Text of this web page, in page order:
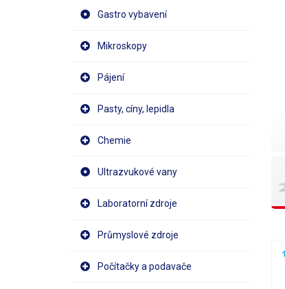
Gastro vybavení
Mikroskopy
Pájení
Pasty, cíny, lepidla
Chemie
Ultrazvukové vany
Laboratorní zdroje
Průmyslové zdroje
Počítačky a podavače